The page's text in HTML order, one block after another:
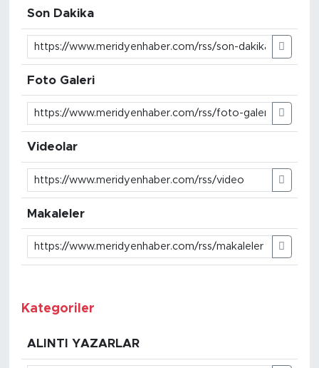
Son Dakika
Foto Galeri
Videolar
Makaleler
Kategoriler
ALINTI YAZARLAR
RÖPÖRTAJ
ANALİZ
NOSTALJİ
KULİS
YAZARLAR
DİNİ
EKONOMİ